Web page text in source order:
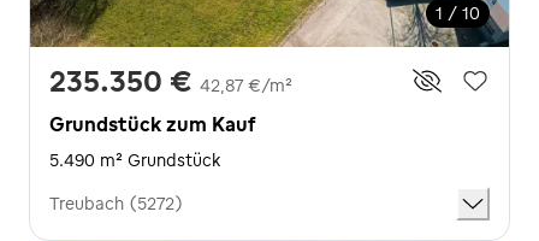
1 / 10
235.350 € 42,87 €/m²
Grundstück zum Kauf
5.490 m² Grundstück
Treubach (5272)